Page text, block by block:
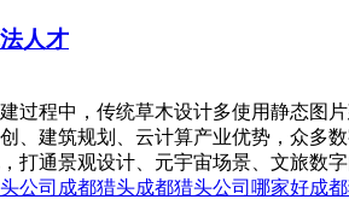
人才
过程中，传统草木设计多使用静态图
、建筑规划、云计算产业优势，众多
打通景观设计、元宇宙场景、文旅数
公司 成都猎头成都猎头公司哪家好成